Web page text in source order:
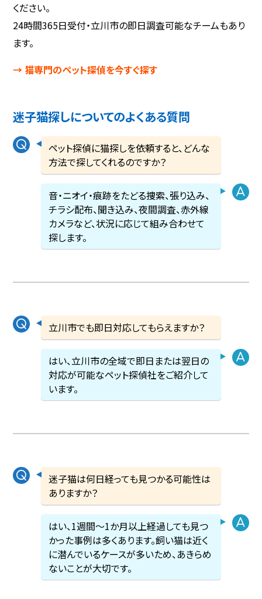
ください。
24時間365日受付・立川市の即日調査可能なチームもあり
ます。
→ 猫専門のペット探偵を今すぐ探す
迷子猫探しについてのよくある質問
ペット探偵に猫探しを依頼すると、どんな
方法で探してくれるのですか？
音・ニオイ・痕跡をたどる捜索、張り込み、
チラシ配布、聞き込み、夜間調査、赤外線
カメラなど、状況に応じて組み合わせて
探します。
立川市でも即日対応してもらえますか？
はい、立川市の全域で即日または翌日の
対応が可能なペット探偵社をご紹介して
います。
迷子猫は何日経っても見つかる可能性は
ありますか？
はい、1週間〜1か月以上経過しても見つ
かった事例は多くあります。飼い猫は近く
に潜んでいるケースが多いため、あきらめ
ないことが大切です。